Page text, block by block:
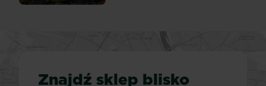
Znajdź sklep blisko